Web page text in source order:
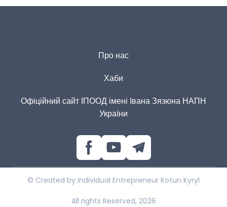
Про нас
Хаби
Офіційний сайт ІПООД імені Івана Зязюна НАПН
України
© Created by Individual Entrepreneur Kotun Kyryl
All rights Reserved, 2026